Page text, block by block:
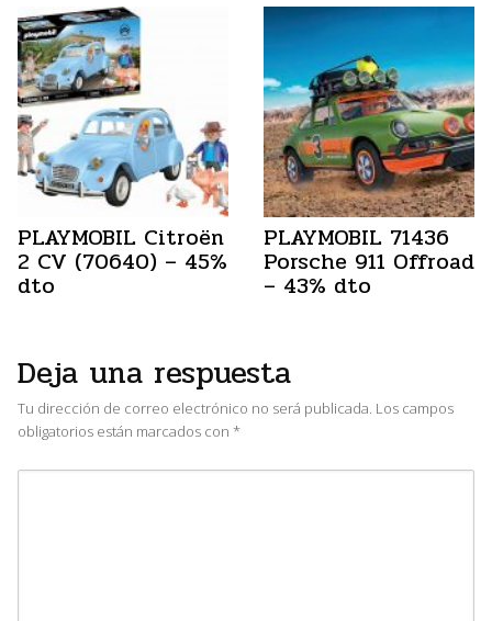
PLAYMOBIL Citroën
2 CV (70640) – 45%
dto
PLAYMOBIL 71436
Porsche 911 Offroad
– 43% dto
Deja una respuesta
Tu dirección de correo electrónico no será publicada. Los campos
obligatorios están marcados con *